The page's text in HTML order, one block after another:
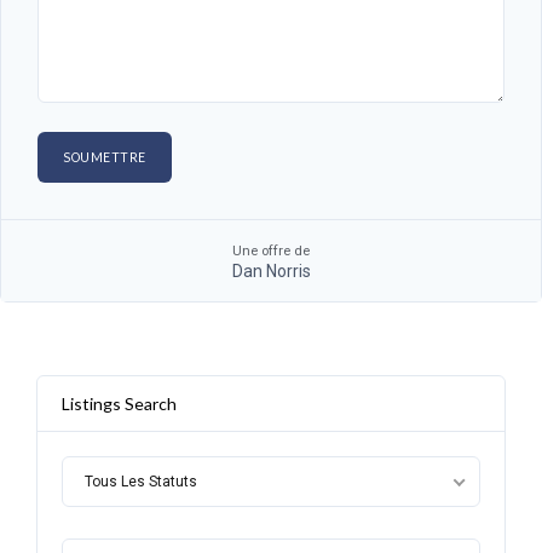
Une offre de
Dan Norris
Listings Search
Tous Les Statuts